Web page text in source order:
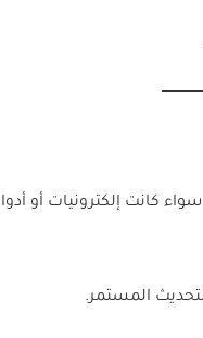
كانت إلكترونيات أو
المستمر.